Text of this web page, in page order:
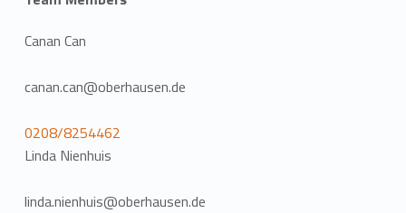
Canan Can
canan.can@oberhausen.de
0208/8254462
Linda Nienhuis
linda.nienhuis@oberhausen.de